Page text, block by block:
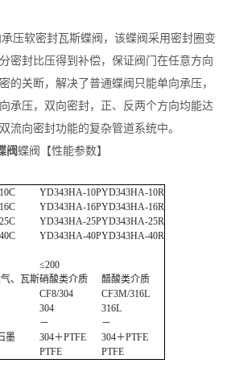
压软密封瓦斯蝶阀，该蝶阀采用密封圈变
密封比压得到补偿，保证阀门在任意方向
的关断，解决了普通蝶阀只能单向承压，
承压，双向密封，正、反两个方向均能达
流向密封功能的复杂管道系统中。
阀蝶阀【性能参数】
YD343HA-10P
YD343HA-16P
YD343HA-25P
YD343HA-40P
YD343HA-10R
YD343HA-16R
YD343HA-25R
YD343HA-40R
≤200
、瓦斯硝酸类介质
醋酸类介质
CF8/304
CF3M/316L
304
316L
－
－
墨 304＋PTFE
304＋PTFE
PTFE PTFE